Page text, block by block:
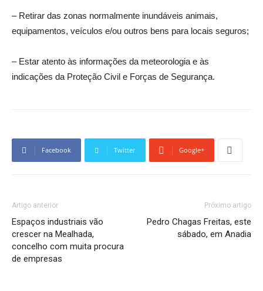
– Retirar das zonas normalmente inundáveis animais,
equipamentos, veículos e/ou outros bens para locais seguros;
– Estar atento às informações da meteorologia e às
indicações da Proteção Civil e Forças de Segurança.
Facebook Twitter Google+
Artigo anterior
Espaços industriais vão
crescer na Mealhada,
concelho com muita procura
de empresas
Próximo artigo
Pedro Chagas Freitas, este
sábado, em Anadia